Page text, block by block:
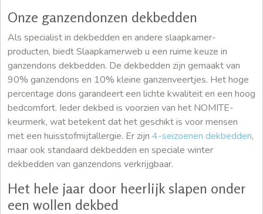
Onze ganzendonzen dekbedden
Als specialist in dekbedden en andere slaapkamer-
producten, biedt Slaapkamerweb u een ruime keuze in
ganzendons dekbedden. De dekbedden zijn gemaakt van
90% ganzendons en 10% kleine ganzenveertjes. Het hoge
percentage dons garandeert een lichte kwaliteit en een hoog
bedcomfort. Ieder dekbed is voorzien van het NOMITE-
keurmerk, wat betekent dat het geschikt is voor mensen
met een huisstofmijtallergie. Er zijn 4-seizoenen dekbedden,
maar ook standaard dekbedden en speciale winter
dekbedden van ganzendons verkrijgbaar.
Het hele jaar door heerlijk slapen onder
een wollen dekbed